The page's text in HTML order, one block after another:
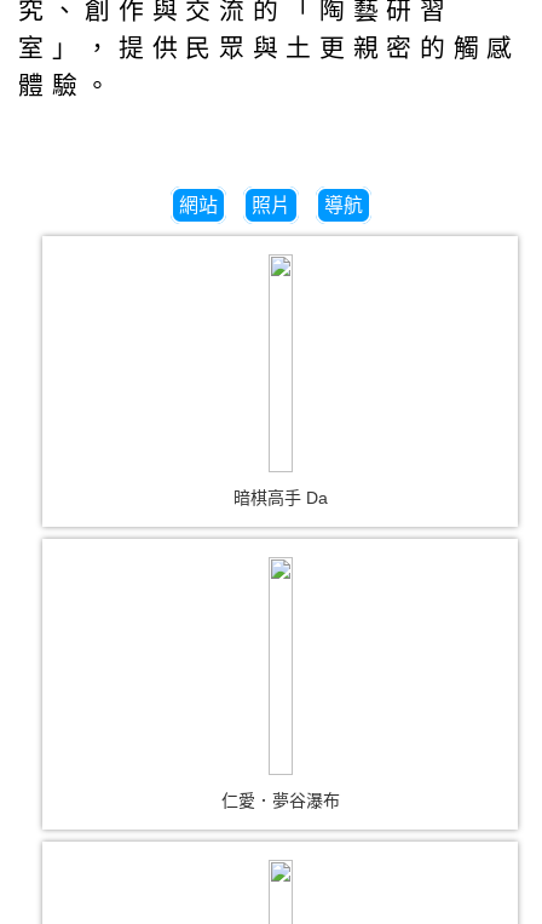
究、創作與交流的「陶藝研習
室」，提供民眾與土更親密的觸感
體驗。
網站 照片 導航
暗棋高手 Da
仁愛．夢谷瀑布